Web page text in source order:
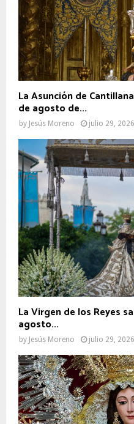
La Asunción de
de agosto de...
by Jesús Moreno julio 29, 2026
La Virgen de los Reyes
agosto...
by Jesús Moreno julio 29, 2026